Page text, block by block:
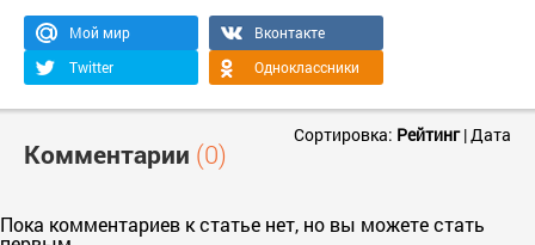
Мой мир
Вконтакте
Twitter
Одноклассники
Комментарии (0)
Сортировка: Рейтинг|Дата
Пока комментариев к статье нет, но вы можете стать